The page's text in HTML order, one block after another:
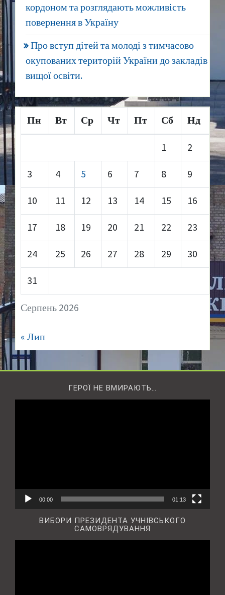
кордоном та розглядають можливість
повернення в Україну
Про вступ дітей та молоді з тимчасово
окупованих територій України до закладів
вищої освіти.
Серпень 2026
Пн Вт Ср Чт Пт Сб Нд
1 2
3 4 5 6 7 8 9
10 11 12 13 14 15 16
17 18 19 20 21 22 23
24 25 26 27 28 29 30
31
« Лип
ГЕРОЇ НЕ ВМИРАЮТЬ…
00:00 01:13
ВИБОРИ ПРЕЗИДЕНТА УЧНІВСЬКОГО
САМОВРЯДУВАННЯ